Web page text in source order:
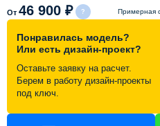
Портфолио
Видеоотзывы
Статьи
От 46 900 ₽ Примерная
Понравилась модель?
Или есть дизайн-проект?
Оставьте заявку на расчет.
Берем в работу дизайн-проекты
под ключ.